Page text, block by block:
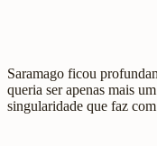
Saramago ficou
queria ser apenas mais
singularidade que faz